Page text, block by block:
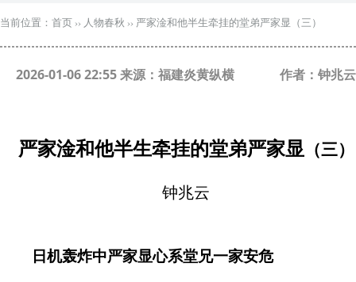
当前位置： 首页 ›› 人物春秋 ›› 严家淦和他半生牵挂的堂弟严家显（三）
2026-01-06 22:55 来源：福建炎黄纵横 作者：钟兆云
严家淦和他半生牵挂的堂弟严家显（三）
钟兆云
日机轰炸中严家显心系堂兄一家安危